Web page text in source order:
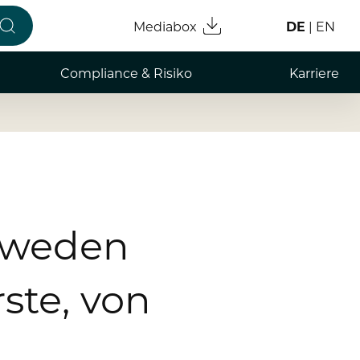
Compliance & Risiko Karriere
DE EN
Mediabox
von